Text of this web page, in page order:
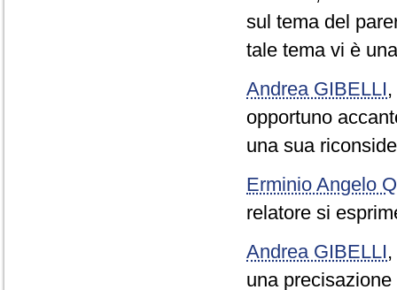
sul tema del
tale tema vi è
Andrea GIBELLI,
opportuno
una sua
Erminio Angelo
relatore si
Andrea GIBELLI,
una